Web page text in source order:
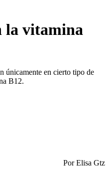
la vitamina
únicamente en cierto tipo de
B12.
Por Elisa Gtz